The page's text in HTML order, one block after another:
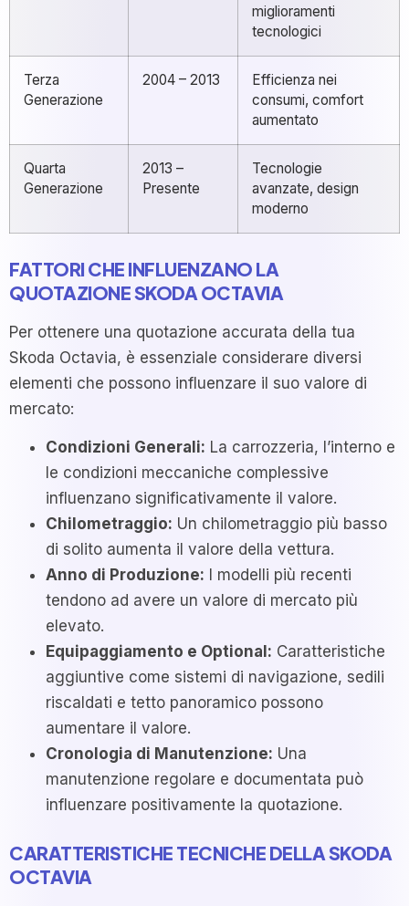
miglioramenti
tecnologici
Terza
Generazione
2004 – 2013
Efficienza nei
consumi, comfort
aumentato
Quarta
Generazione
2013 –
Presente
Tecnologie
avanzate, design
moderno
FATTORI CHE INFLUENZANO LA
QUOTAZIONE SKODA OCTAVIA
Per ottenere una quotazione accurata della tua
Skoda Octavia, è essenziale considerare diversi
elementi che possono influenzare il suo valore di
mercato:
Condizioni Generali: La carrozzeria, l’interno e
le condizioni meccaniche complessive
influenzano significativamente il valore.
Chilometraggio: Un chilometraggio più basso
di solito aumenta il valore della vettura.
Anno di Produzione: I modelli più recenti
tendono ad avere un valore di mercato più
elevato.
Equipaggiamento e Optional: Caratteristiche
aggiuntive come sistemi di navigazione, sedili
riscaldati e tetto panoramico possono
aumentare il valore.
Cronologia di Manutenzione: Una
manutenzione regolare e documentata può
influenzare positivamente la quotazione.
CARATTERISTICHE TECNICHE DELLA SKODA
OCTAVIA